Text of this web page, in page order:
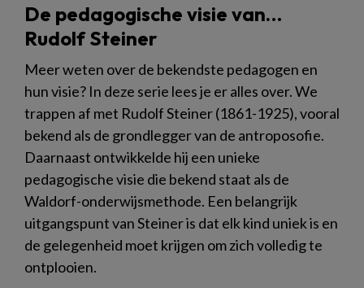
De pedagogische visie van…
Rudolf Steiner
Meer weten over de bekendste pedagogen en
hun visie? In deze serie lees je er alles over. We
trappen af met Rudolf Steiner (1861-1925), vooral
bekend als de grondlegger van de antroposofie.
Daarnaast ontwikkelde hij een unieke
pedagogische visie die bekend staat als de
Waldorf-onderwijsmethode. Een belangrijk
uitgangspunt van Steiner is dat elk kind uniek is en
de gelegenheid moet krijgen om zich volledig te
ontplooien.